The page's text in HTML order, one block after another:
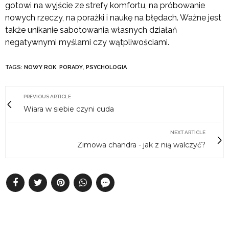
gotowi na wyjście ze strefy komfortu, na próbowanie
nowych rzeczy, na porażki i naukę na błędach. Ważne jest
także unikanie sabotowania własnych działań
negatywnymi myślami czy wątpliwościami.
TAGS: NOWY ROK, PORADY, PSYCHOLOGIA
PREVIOUS ARTICLE
Wiara w siebie czyni cuda
NEXT ARTICLE
Zimowa chandra - jak z nią walczyć?